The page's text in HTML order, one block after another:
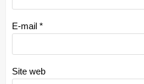
E-mail *
Site web